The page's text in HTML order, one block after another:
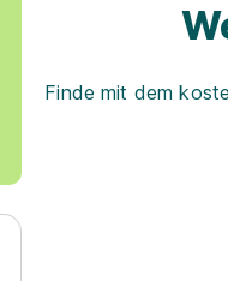
Finde mit dem